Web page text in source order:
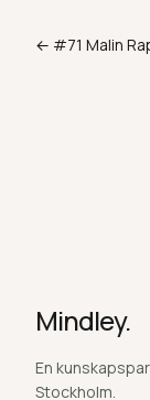
← #71 Malin
Mindley.
En
Stockholm.